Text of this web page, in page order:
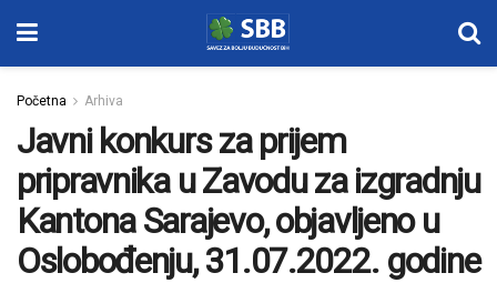
Početna Arhiva
Javni konkurs za prijem
pripravnika u Zavodu za izgradnju
Kantona Sarajevo, objavljeno u
Oslobođenju, 31.07.2022. godine